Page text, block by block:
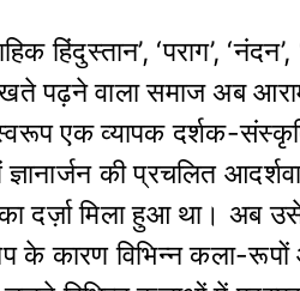
हिंदुस्तान’, ‘पराग’,
पढ़ने वाला समाज अब
एक व्यापक दर्शक-
की प्रचलित
दर्ज़ा मिला हुआ था। अब
के कारण विभिन्न कला-